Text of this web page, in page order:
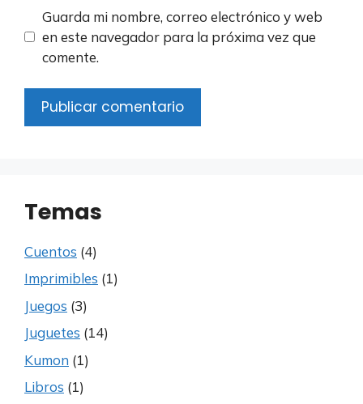
Guarda mi nombre, correo electrónico y web
en este navegador para la próxima vez que
comente.
Temas
Cuentos (4)
Imprimibles (1)
Juegos (3)
Juguetes (14)
Kumon (1)
Libros (1)